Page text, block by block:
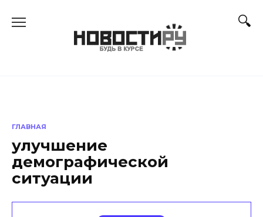
ГЛАВНАЯ
улучшение
демографической
ситуации